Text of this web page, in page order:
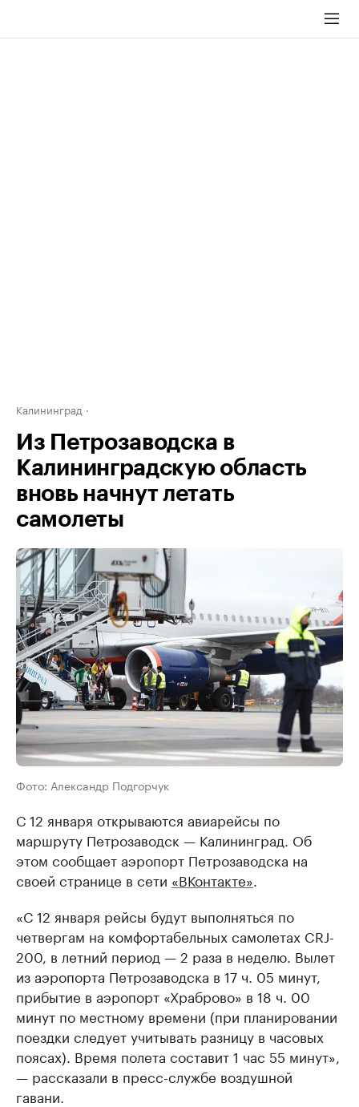
Калининград
Из Петрозаводска в
Калининградскую область
вновь начнут летать
самолеты
Фото: Александр Подгорчук
С 12 января открываются авиарейсы по
маршруту Петрозаводск — Калининград. Об
этом сообщает аэропорт Петрозаводска на
своей странице в сети «ВКонтакте»
«С 12 января рейсы будут выполняться по
четвергам на комфортабельных самолетах CRJ-
200, в летний период — 2 раза в неделю. Вылет
из аэропорта Петрозаводска в 17 ч. 05 минут,
прибытие в аэропорт «Храброво» в 18 ч. 00
минут по местному времени (при планировании
поездки следует учитывать разницу в часовых
поясах). Время полета составит 1 час 55 минут»,
— рассказали в пресс-службе воздушной
гавани.